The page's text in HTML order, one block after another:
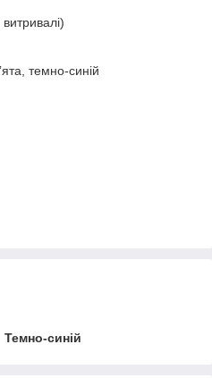
темно-синій
Темно-синій